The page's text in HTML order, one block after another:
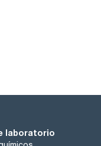
laboratorio